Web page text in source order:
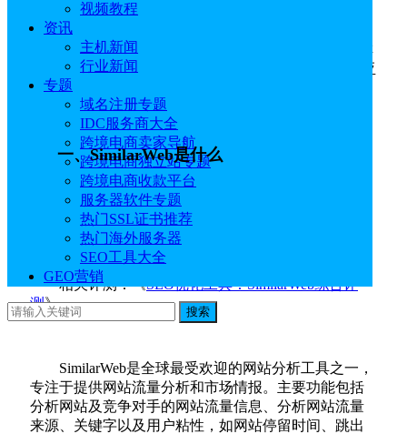
视频教程
资讯
主机新闻
行业新闻
专题
域名注册专题
IDC服务商大全
跨境电商卖家导航
跨境电商独立站专题
跨境电商收款平台
服务器软件专题
热门SSL证书推荐
热门海外服务器
SEO工具大全
GEO营销
搜索
SimilarWeb作为全球领先的网站分析工具之一，提
供了全面的网站和应用数据分析服务，帮助企业和个
人更好地了解市场动态。据了解，SimilarWeb的数字排
行DigitalRank™是数字世界的权威测量仪​—​​—​谷歌、亚
马逊和微软等行业翘楚每天都在依赖它。​
一、SimilarWeb是什么
SimilarWeb官网地址：
相关评测：《SEO优化工具：SimilarWeb综合评
测》
SimilarWeb是全球最受欢迎的网站分析工具之一，
专注于提供网站流量分析和市场情报。主要功能包括
分析网站及竞争对手的网站流量信息、分析网站流量
来源、关键字以及用户粘性，如网站停留时间、跳出